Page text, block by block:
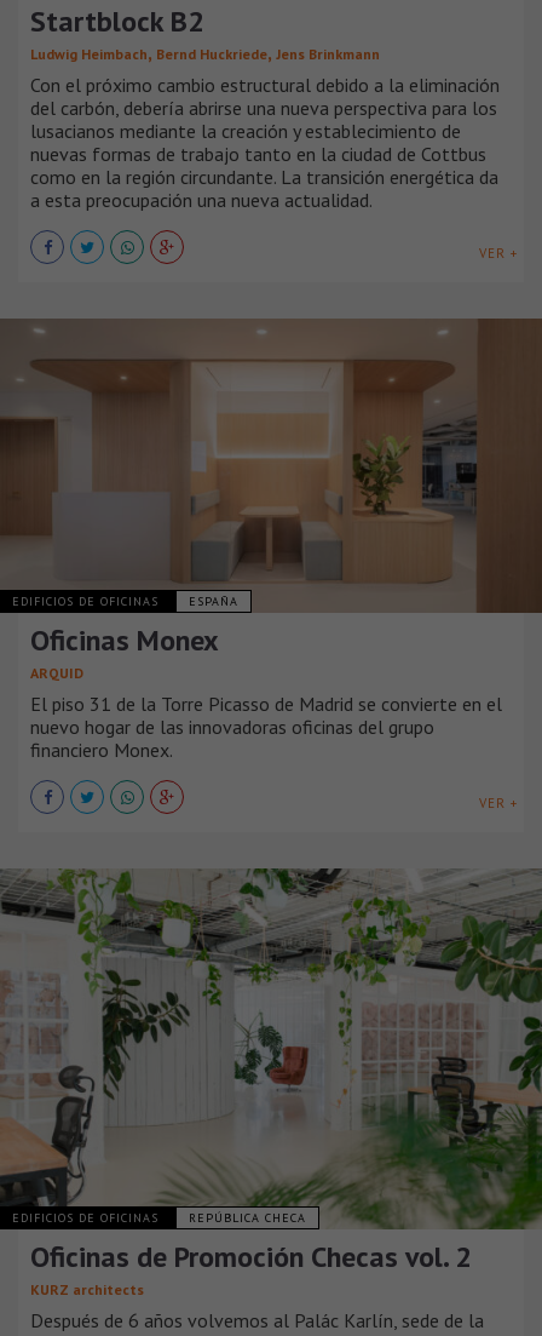
Startblock B2
Ludwig Heimbach, Bernd Huckriede, Jens Brinkmann
Con el próximo cambio estructural debido a la eliminación
del carbón, debería abrirse una nueva perspectiva para los
lusacianos mediante la creación y establecimiento de
nuevas formas de trabajo tanto en la ciudad de Cottbus
como en la región circundante. La transición energética da
a esta preocupación una nueva actualidad.
VER +
EDIFICIOS DE OFICINAS ESPAÑA
Oficinas Monex
ARQUID
El piso 31 de la Torre Picasso de Madrid se convierte en el
nuevo hogar de las innovadoras oficinas del grupo
financiero Monex.
VER +
EDIFICIOS DE OFICINAS REPÚBLICA CHECA
Oficinas de Promoción Checas vol. 2
KURZ architects
Después de 6 años volvemos al Palác Karlín, sede de la